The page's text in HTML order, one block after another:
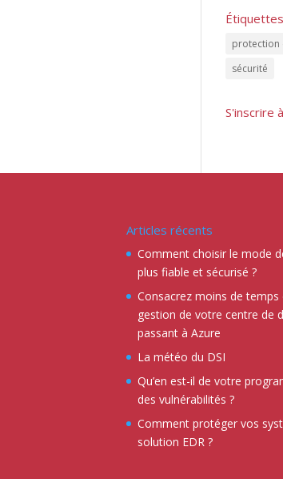
Étiquettes
protection
sécurité
S'inscrire
Articles récents
Comment choisir le mode
plus fiable et sécurisé ?
Consacrez moins de temps
gestion de votre centre de
passant à Azure
La météo du DSI
Qu’en est-il de votre
des vulnérabilités ?
Comment protéger vos
solution EDR ?